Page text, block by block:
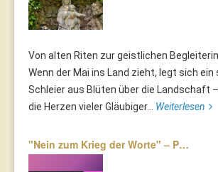
Von alten Riten zur geistlichen
Wenn der Mai ins Land zieht, legt sich
Schleier aus Blüten über die Landschaft
die Herzen vieler Gläubiger... Weiterlesen
"Nein zum Krieg der Worte" – P…